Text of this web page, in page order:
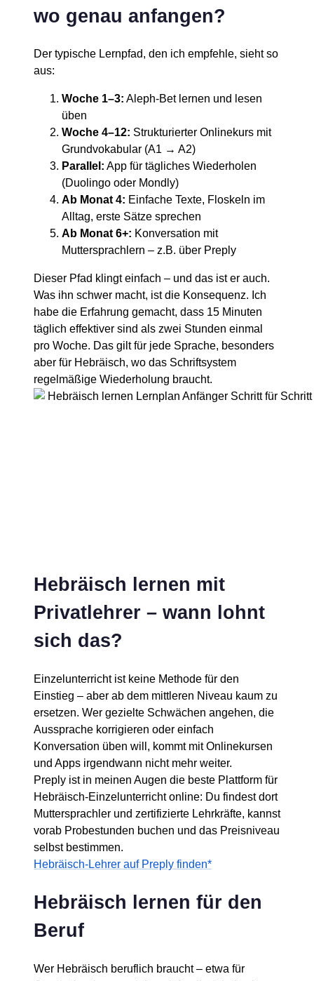
wo genau anfangen?
Der typische Lernpfad, den ich empfehle, sieht so
aus:
Woche 1–3: Aleph-Bet lernen und lesen
üben
Woche 4–12: Strukturierter Onlinekurs mit
Grundvokabular (A1 → A2)
Parallel: App für tägliches Wiederholen
(Duolingo oder Mondly)
Ab Monat 4: Einfache Texte, Floskeln im
Alltag, erste Sätze sprechen
Ab Monat 6+: Konversation mit
Muttersprachlern – z.B. über Preply
Dieser Pfad klingt einfach – und das ist er auch.
Was ihn schwer macht, ist die Konsequenz. Ich
habe die Erfahrung gemacht, dass 15 Minuten
täglich effektiver sind als zwei Stunden einmal
pro Woche. Das gilt für jede Sprache, besonders
aber für Hebräisch, wo das Schriftsystem
regelmäßige Wiederholung braucht.
Hebräisch lernen mit
Privatlehrer – wann lohnt
sich das?
Einzelunterricht ist keine Methode für den
Einstieg – aber ab dem mittleren Niveau kaum zu
ersetzen. Wer gezielte Schwächen angehen, die
Aussprache korrigieren oder einfach
Konversation üben will, kommt mit Onlinekursen
und Apps irgendwann nicht mehr weiter.
Preply ist in meinen Augen die beste Plattform für
Hebräisch-Einzelunterricht online: Du findest dort
Muttersprachler und zertifizierte Lehrkräfte, kannst
vorab Probestunden buchen und das Preisniveau
selbst bestimmen.
Hebräisch-Lehrer auf Preply finden*
Hebräisch lernen für den
Beruf
Wer Hebräisch beruflich braucht – etwa für